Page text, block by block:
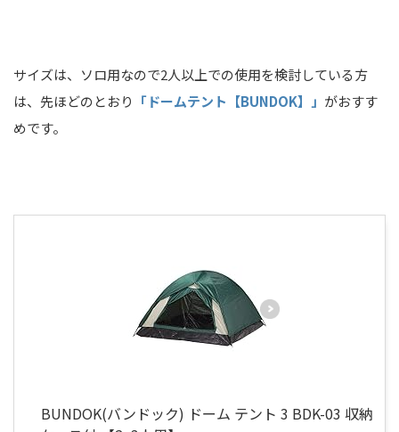
サイズは、ソロ用なので2人以上での使用を検討している方
は、先ほどのとおり 「ドームテント【BUNDOK】」 がおすす
めです。
BUNDOK(バンドック) ドーム テント 3 BDK-03 収納